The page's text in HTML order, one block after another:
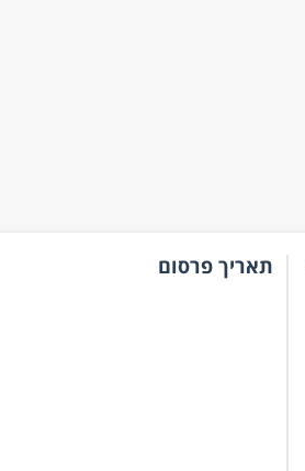
תאריך פרסום